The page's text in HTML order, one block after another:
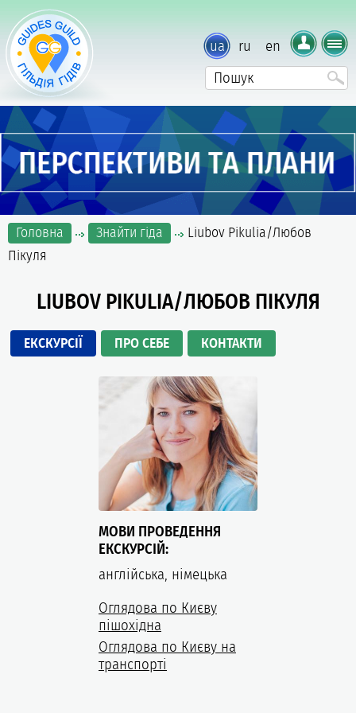
ua ru en
Головна Знайти гіда
Liubov Pikulia/Любов
Пікуля
LIUBOV PIKULIA/ЛЮБОВ ПІКУЛЯ
ЕКСКУРСІЇ ПРО СЕБЕ КОНТАКТИ
МОВИ ПРОВЕДЕННЯ
ЕКСКУРСІЙ:
англійська, німецька
Оглядова по Києву
пішохідна
Оглядова по Києву на
транспорті